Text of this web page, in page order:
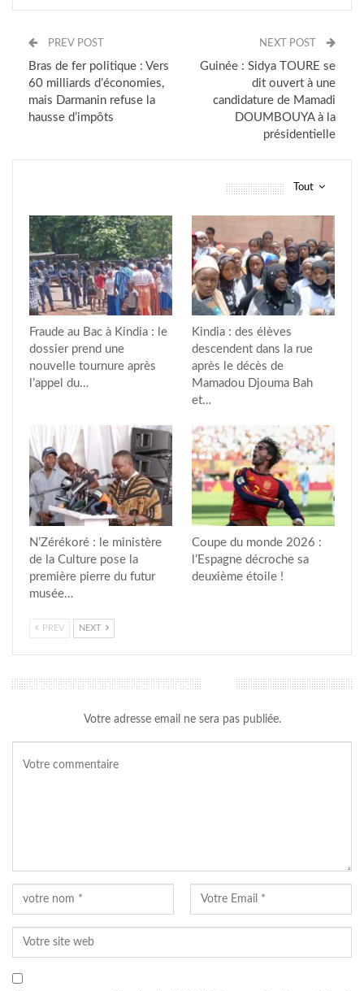
PREV POST
Bras de fer politique : Vers
60 milliards d’économies,
mais Darmanin refuse la
hausse d’impôts
NEXT POST
Guinée : Sidya TOURE se
dit ouvert à une
candidature de Mamadi
DOUMBOUYA à la
présidentielle
Tout
Fraude au Bac à Kindia : le
dossier prend une
nouvelle tournure après
l’appel du…
Kindia : des élèves
descendent dans la rue
après le décès de
Mamadou Djouma Bah
et…
N’Zérékoré : le ministère
de la Culture pose la
première pierre du futur
musée…
Coupe du monde 2026 :
l’Espagne décroche sa
deuxième étoile !
PREV NEXT
LAISSER UN COMMENTAIRE
Votre adresse email ne sera pas publiée.